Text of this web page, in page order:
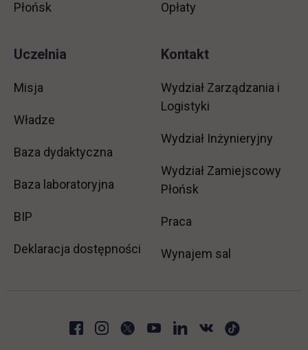
Płońsk Opłaty
Uczelnia
Misja
Władze
Baza dydaktyczna
Baza laboratoryjna
BIP link otwiera się w nowej karcie
Deklaracja dostępności
Kontakt
Wydział Zarządzania i
Logistyki
Wydział Inżynieryjny
Wydział Zamiejscowy
Płońsk
Praca
Wynajem sal